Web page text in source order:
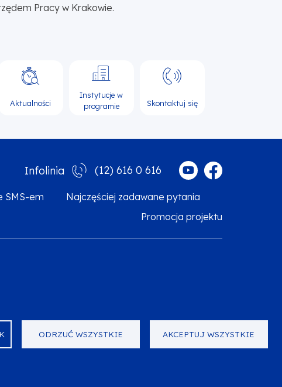
ODRZUĆ WSZYSTKIE AKCEPTUJ WSZYSTKIE
Pracy w Krakowie.
Aktualności
Instytucje w
programie
Skontaktuj się
Infolinia (12) 616 0 616
SMS-em
Najczęściej zadawane pytania
Promocja projektu